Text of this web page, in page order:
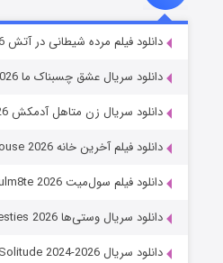
شوهر
دانلود فیلم مرده شیطانی در آتش Evil Dead Burn 2026
دانلود سریال عشق چسبناک ما Our Sticky Love 2026
دانلود سریال زن متاهل آدمکش A Bona Fide Killer 2026
دانلود فیلم آخرین خانه The Last House 2026
دانلود فیلم سول‌میت Soulm8te 2026
دانلود سریال وستی‌ها The Westies 2026
دانلود سریال One Hundred Years of Solitude 2024-2026